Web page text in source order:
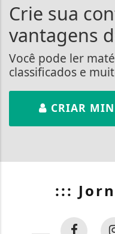
Crie sua
vantagens
Você pode ler
classificados e
CRIAR
:::